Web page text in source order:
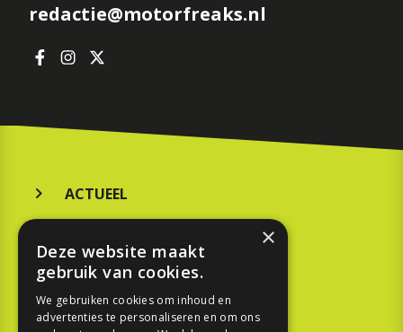
redactie@motorfreaks.nl
ACTUEEL
KOOPGIDS
TESTEN
×
Deze website maakt
gebruik van cookies.
We gebruiken cookies om inhoud en
advertenties te personaliseren en om ons